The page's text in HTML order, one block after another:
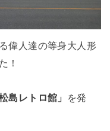
偉人達の等身大人形
！
松島レトロ館」
を発